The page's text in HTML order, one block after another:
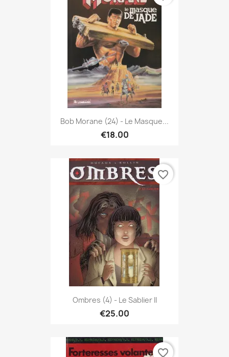
Bob Morane (24) - Le Masque...
€18.00
Ombres (4) - Le Sablier II
€25.00
favorite_border
favorite_border